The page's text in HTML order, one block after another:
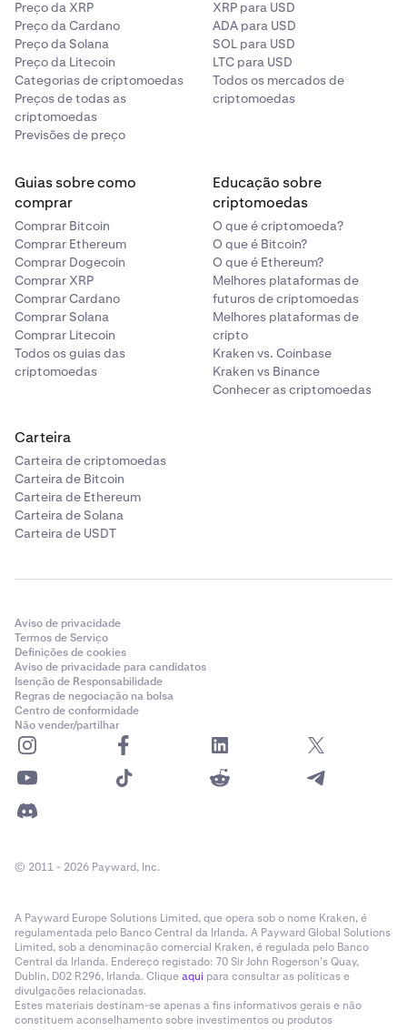
Preço da XRP
Preço da Cardano
Preço da Solana
Preço da Litecoin
Categorias de criptomoedas
Preços de todas as
criptomoedas
Previsões de preço
XRP para USD
ADA para USD
SOL para USD
LTC para USD
Todos os mercados de
criptomoedas
Guias sobre como
comprar
Comprar Bitcoin
Comprar Ethereum
Comprar Dogecoin
Comprar XRP
Comprar Cardano
Comprar Solana
Comprar Litecoin
Todos os guias das
criptomoedas
Educação sobre
criptomoedas
O que é criptomoeda?
O que é Bitcoin?
O que é Ethereum?
Melhores plataformas de
futuros de criptomoedas
Melhores plataformas de
cripto
Kraken vs. Coinbase
Kraken vs Binance
Conhecer as criptomoedas
Carteira
Carteira de criptomoedas
Carteira de Bitcoin
Carteira de Ethereum
Carteira de Solana
Carteira de USDT
Aviso de privacidade
Termos de Serviço
Definições de cookies
Aviso de privacidade para candidatos
Isenção de Responsabilidade
Regras de negociação na bolsa
Centro de conformidade
Não vender/partilhar
© 2011 - 2026 Payward, Inc.
A Payward Europe Solutions Limited, que opera sob o nome Kraken, é
regulamentada pelo Banco Central da Irlanda. A Payward Global Solutions
Limited, sob a denominação comercial Kraken, é regulada pelo Banco
Central da Irlanda. Endereço registado: 70 Sir John Rogerson’s Quay,
Dublin, D02 R296, Irlanda. Cliqueaqui para consultar as políticas e
divulgações relacionadas.
Estes materiais destinam-se apenas a fins informativos gerais e não
constituem aconselhamento sobre investimentos ou produtos